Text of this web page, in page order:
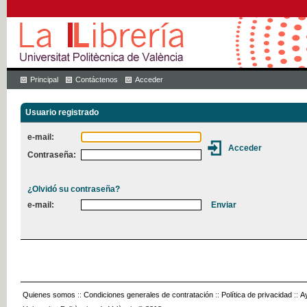
Principal Contáctenos Acceder
Usuario registrado
e-mail:
Contraseña:
¿Olvidó su contraseña?
e-mail:
Quienes somos :: Condiciones generales de contratación :: Política de privacidad ::